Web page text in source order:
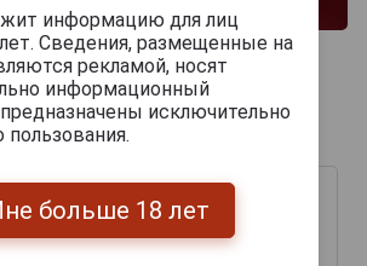
бренда CHАTEAU DU
информацию для лиц
Сведения, размещенные на
рекламой, носят
информационный
исключительно
пользования.
больше 18 лет